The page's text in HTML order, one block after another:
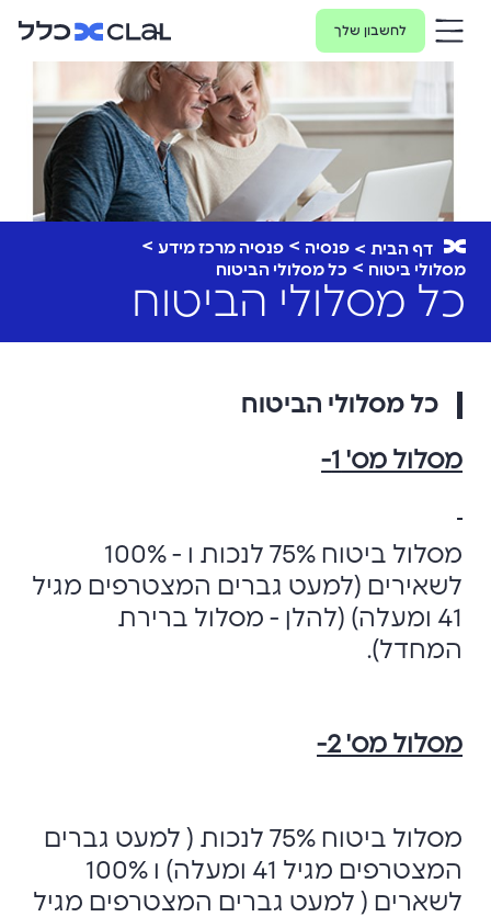
לחשבון שלך
דף הבית פנסיה
פנסיה מרכז מידע
מסלולי ביטוח
כל מסלולי הביטוח
כל מסלולי הביטוח
כל מסלולי הביטוח
מסלול מס' 1-
מסלול ביטוח 75% לנכות ו - 100%
לשאירים (למעט גברים המצטרפים מגיל
41 ומעלה) (להלן - מסלול ברירת
המחדל).
מסלול מס' 2-
מסלול ביטוח 75% לנכות ( למעט גברים
המצטרפים מגיל 41 ומעלה) ו 100%
לשארים ( למעט גברים המצטרפים מגיל